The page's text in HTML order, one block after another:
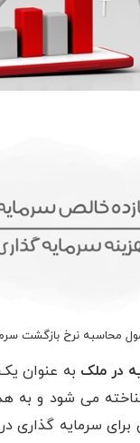
محاسبه نرخ بازگشت
در ملک به عنوان
می شود و به
سرمایه گذاری